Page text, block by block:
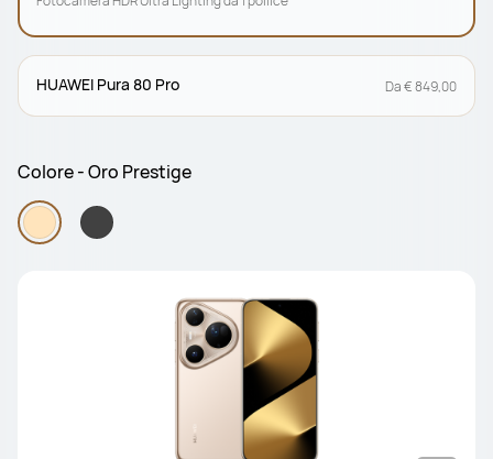
HUAWEI Pura 80 Pro Da € 849,00
Colore - Oro Prestige